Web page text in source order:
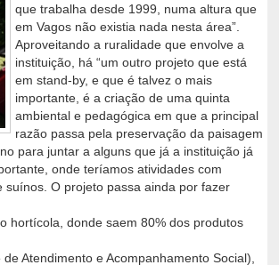
que trabalha desde 1999, numa altura que
em Vagos não existia nada nesta área”.
Aproveitando a ruralidade que envolve a
instituição, há “um outro projeto que está
em stand-by, e que é talvez o mais
importante, é a criação de uma quinta
ambiental e pedagógica em que a principal
razão passa pela preservação da paisagem
para juntar a alguns que já a instituição já
onde teríamos atividades com
O projeto passa ainda por fazer
hortícola, donde saem 80% dos produtos
Atendimento e Acompanhamento Social),